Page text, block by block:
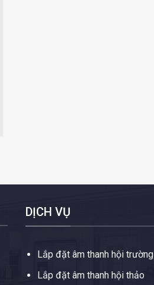
DỊCH VỤ
Lắp đặt âm thanh hội trường
Lắp đặt âm thanh hội thảo